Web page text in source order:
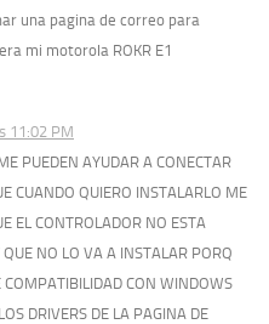
una pagina de correo para
mi motorola ROKR E1
11:02 PM
PUEDEN AYUDAR A CONECTAR
CUANDO QUIERO INSTALARLO ME
EL CONTROLADOR NO ESTA
NO LO VA A INSTALAR PORQ
COMPATIBILIDAD CON WINDOWS
DRIVERS DE LA PAGINA DE